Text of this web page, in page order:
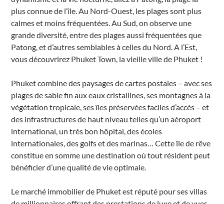
plus connue de l’île. Au Nord-Ouest, les plages sont plus
calmes et moins fréquentées. Au Sud, on observe une
grande diversité, entre des plages aussi fréquentées que
Patong, et d’autres semblables à celles du Nord. A l’Est,
vous découvrirez Phuket Town, la vieille ville de Phuket !
Phuket combine des paysages de cartes postales – avec ses
plages de sable fin aux eaux cristallines, ses montagnes à la
végétation tropicale, ses îles préservées faciles d’accès – et
des infrastructures de haut niveau telles qu’un aéroport
international, un très bon hôpital, des écoles
internationales, des golfs et des marinas… Cette île de rêve
constitue en somme une destination où tout résident peut
bénéficier d’une qualité de vie optimale.
Le marché immobilier de Phuket est réputé pour ses villas